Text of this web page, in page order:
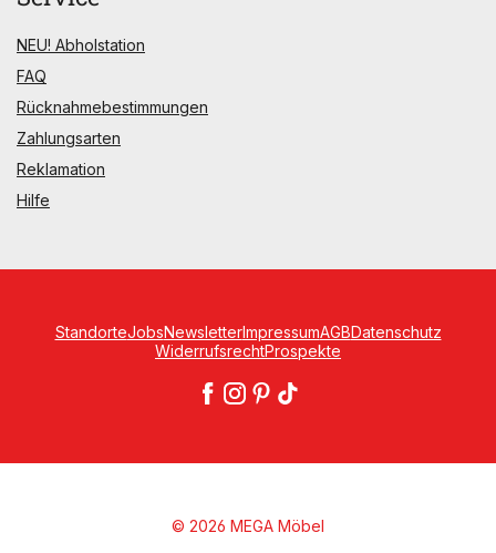
NEU! Abholstation
FAQ
Rücknahmebestimmungen
Zahlungsarten
Reklamation
Hilfe
StandorteJobsNewsletterImpressumAGBDatenschutz
WiderrufsrechtProspekte
© 2026 MEGA Möbel